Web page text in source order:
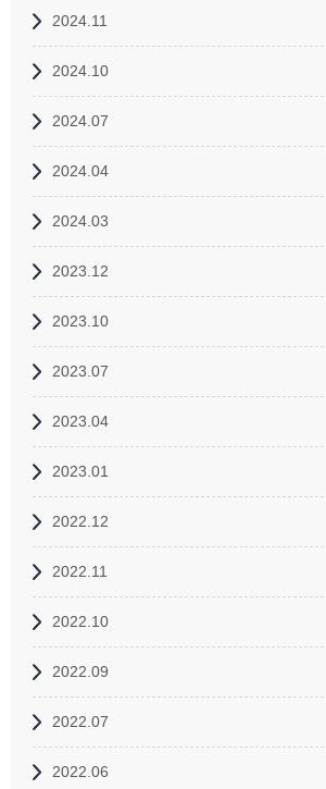
2024.11
2024.10
2024.07
2024.04
2024.03
2023.12
2023.10
2023.07
2023.04
2023.01
2022.12
2022.11
2022.10
2022.09
2022.07
2022.06